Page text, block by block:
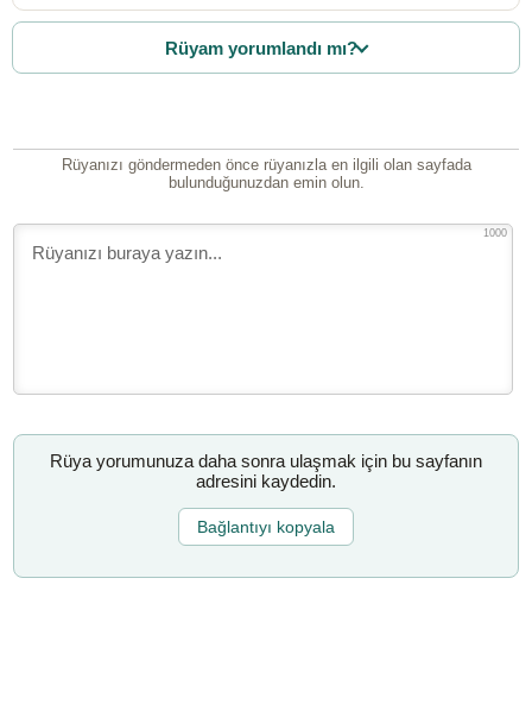
Rüyam yorumlandı mı?
Rüyanızı göndermeden önce rüyanızla en ilgili olan sayfada
bulunduğunuzdan emin olun.
1000
Rüya yorumunuza daha sonra ulaşmak için bu sayfanın
adresini kaydedin.
Bağlantıyı kopyala